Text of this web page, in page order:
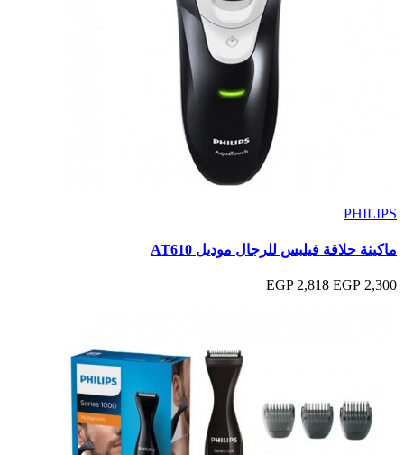
PHILIPS
ماكينة حلاقة فيلبس للرجال موديل AT610
2,300 EGP
2,818 EGP